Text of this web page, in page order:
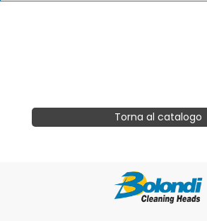
Torna al catalogo